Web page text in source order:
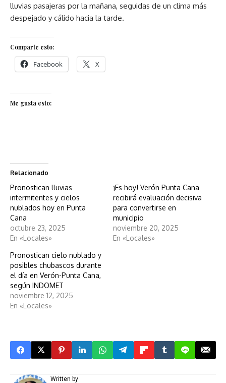
lluvias pasajeras por la mañana, seguidas de un clima más
despejado y cálido hacia la tarde.
Comparte esto:
Facebook X
Me gusta esto:
Relacionado
Pronostican lluvias
intermitentes y cielos
nublados hoy en Punta
Cana
octubre 23, 2025
En «Locales»
¡Es hoy! Verón Punta Cana
recibirá evaluación decisiva
para convertirse en
municipio
noviembre 20, 2025
En «Locales»
Pronostican cielo nublado y
posibles chubascos durante
el día en Verón-Punta Cana,
según INDOMET
noviembre 12, 2025
En «Locales»
Written by